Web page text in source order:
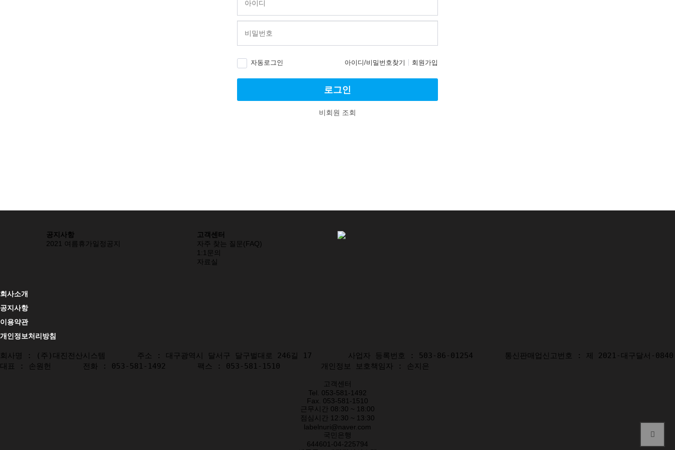
자동로그인 아이디/비밀번호찾기 회원가입
로그인
비회원 조회
공지사항
2021 여름휴가일정공지
고객센터
자주 찾는 질문(FAQ)
1:1문의
자료실
회사소개
공지사항
이용약관
개인정보처리방침
회사명 : (주)대진전산시스템       주소 : 대구광역시 달서구 달구벌대로 246길 17        사업자 등록번호 : 503-86-01254       통신판매업신고번호 : 제 2021-대구달서-
대표 : 손원헌       전화 : 053-581-1492       팩스 : 053-581-1510         개인정보 보호책임자 : 손지은
고객센터
Tel.
053-581-1492
Fax.
053-581-1510
근무시간 08:30 ~ 18:00
점심시간 12:30 ~ 13:30
labelnuri@naver.com
국민은행
644601-04-225794